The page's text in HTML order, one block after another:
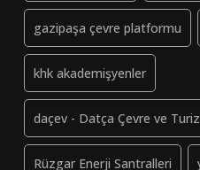
gazipaşa çevre platformu
khk akademişyenler
daçev - Datça Çevre ve
Rüzgar Enerji Santralleri